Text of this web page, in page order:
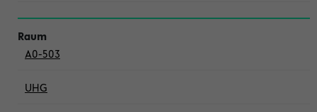
A0-503
UHG